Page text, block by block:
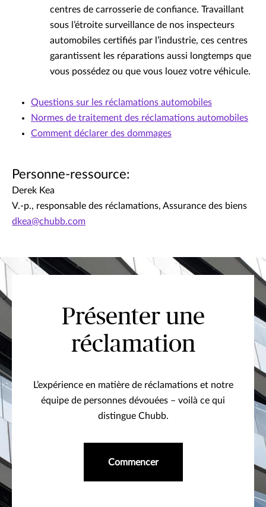
centres de carrosserie de confiance. Travaillant
sous l’étroite surveillance de nos inspecteurs
automobiles certifiés par l’industrie, ces centres
garantissent les réparations aussi longtemps que
vous possédez ou que vous louez votre véhicule.
Questions sur les réclamations automobiles
Normes de traitement des réclamations automobiles
Comment déclarer des dommages
Personne-ressource:
Derek Kea
V.-p., responsable des réclamations, Assurance des biens
dkea@chubb.com
Présenter une
réclamation
L’expérience en matière de réclamations et notre
équipe de personnes dévouées – voilà ce qui
distingue Chubb.
Commencer